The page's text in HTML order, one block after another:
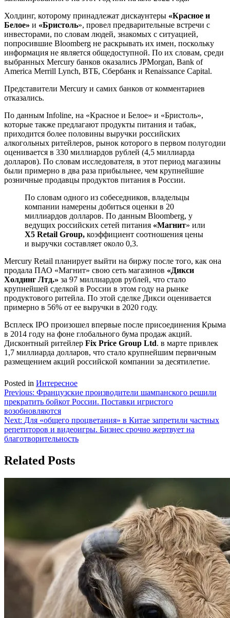
Холдинг, которому принадлежат дискаунтеры «Красное и
Белое» и «Бристоль», провел предварительные встречи с
инвесторами, по словам людей, знакомых с ситуацией,
попросившие Bloomberg не раскрывать их имен, поскольку
информация не является общедоступной. По их словам, среди
выбранных Mercury банков оказались JPMorgan, Bank of
America Merrill Lynch, ВТБ, Сбербанк и Renaissance Capital.
Представители Mercury и самих банков от комментариев
отказались.
По данным Infoline, на «Красное и Белое» и «Бристоль»,
которые также предлагают продукты питания и табак,
приходится более половины выручки российских
алкогольных ритейлеров, рынок которого в первом полугодии
оценивается в ​​330 миллиардов рублей (4,5 миллиарда
долларов). По словам исследователя, в этот период магазины
были примерно в два раза прибыльнее, чем крупнейшие
розничные продавцы продуктов питания в России.
По словам одного из собеседников, владельцы
компании намерены добиться оценки в 20
миллиардов долларов. По данным Bloomberg, у
ведущих российских сетей питания «Магнит» или
X5 Retail Group, коэффициент соотношения цены
и выручки составляет около 0,3.
Mercury Retail планирует выйти на биржу после того, как она
продала ПАО «Магнит» свою сеть магазинов «Дикси
Холдинг Лтд.» за 97 миллиардов рублей, что стало
крупнейшей сделкой в ​​России в этом году на рынке
продуктового ритейла. По этой сделке Дикси оценивается
примерно в 56% от ее выручки в 2020 году.
Всплеск IPO произошел впервые после присоединения Крыма
в 2014 году на фоне глобального бума продаж акций.
Дисконтный ритейлер Fix Price Group Ltd. в марте привлек
1,7 миллиарда долларов, что стало крупнейшим первичным
размещением акций российской компании за десятилетие.
Posted in Интересное
Навигация
по
записям
Previous: Французские производители шампанского решили
прекратить бойкот России. Поставки игристого
возобновляются
Next: Для «общего процветания» в Китае запретили частных
репетиторов и видеоигры. Бизнес срочно жертвует на
благотворительность
Related Posts